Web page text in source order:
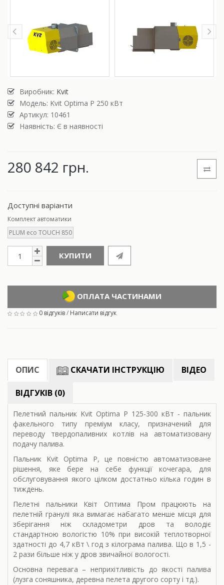
Виробник: Kvit
Модель: Kvit Optima P 250 кВт
Артикул: 10461
Наявність: Є в наявності
280 842 грн.
Доступні варіанти
Комплект автоматики
PLUM eco TOUCH 850
КУПИТИ
ОПЛАТА ЧАСТИНАМИ
0 відгуків/ Написати відгук
ОПИС СКАЧАТИ ІНСТРУКЦІЮ ВІДЕО
ВІДГУКІВ (0)
Пелетний пальник Kvit Optima P 125-300 кВт - пальник
факельного типу преміум класу, призначений для
переводу твердопаливних котлів на автоматизовану
подачу палива.
Пальник Kvit Optima P, це повністю автоматизоване
рішення, яке бере на себе функції кочегара, для
обслуговування якого цілком достатньо кілька годин в
тиждень.
Пелетні пальники Квіт Оптима Пром працюють на
пелетній гранулі яка вимагає набагато менше місця для
зберігання ніж складометри дров та володіє
стандартною вологістю 10% при високій теплотворної
здатності до 4,7 кВт \ год з кілограма палива. Що в 1,5 -
2 рази більше ніж у дров звичайної вологості.
Основна перевага – неприхітливість до якості палива
(лузга соняшника, деревна пелета другого сорту і тд.).